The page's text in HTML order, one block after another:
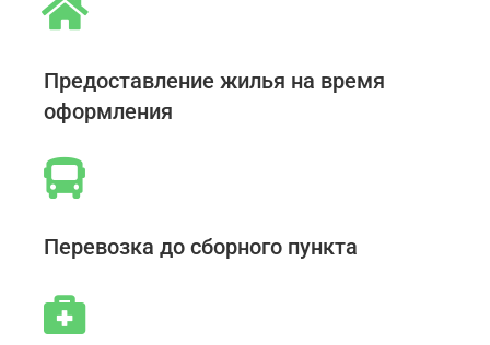
Предоставление жилья на время
оформления
Перевозка до сборного пункта